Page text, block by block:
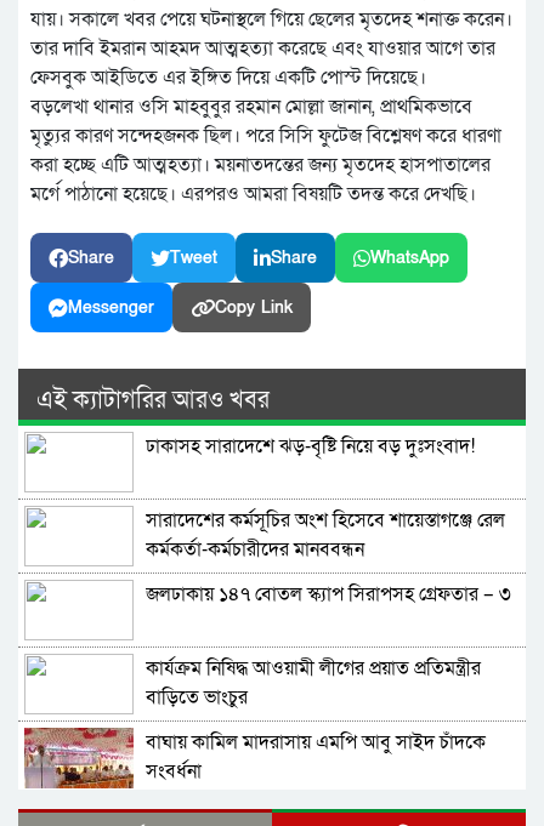
যায়। সকালে খবর পেয়ে ঘটনাস্থলে গিয়ে ছেলের মৃতদেহ শনাক্ত করেন।
তার দাবি ইমরান আহমদ আত্মহত্যা করেছে এবং যাওয়ার আগে তার
ফেসবুক আইডিতে এর ইঙ্গিত দিয়ে একটি পোস্ট দিয়েছে।
বড়লেখা থানার ওসি মাহবুবুর রহমান মোল্লা জানান, প্রাথমিকভাবে
মৃত্যুর কারণ সন্দেহজনক ছিল। পরে সিসি ফুটেজ বিশ্লেষণ করে ধারণা
করা হচ্ছে এটি আত্মহত্যা। ময়নাতদন্তের জন্য মৃতদেহ হাসপাতালের
মর্গে পাঠানো হয়েছে। এরপরও আমরা বিষয়টি তদন্ত করে দেখছি।
Share Tweet Share WhatsApp
Messenger Copy Link
এই ক্যাটাগরির আরও খবর
ঢাকাসহ সারাদেশে ঝড়-বৃষ্টি নিয়ে বড় দুঃসংবাদ!
সারাদেশের কর্মসূচির অংশ হিসেবে শায়েস্তাগঞ্জে রেল
কর্মকর্তা-কর্মচারীদের মানববন্ধন
জলঢাকায় ১৪৭ বোতল স্ক্যাপ সিরাপসহ গ্রেফতার – ৩
কার্যক্রম নিষিদ্ধ আওয়ামী লীগের প্রয়াত প্রতিমন্ত্রীর
বাড়িতে ভাংচুর
বাঘায় কামিল মাদরাসায় এমপি আবু সাইদ চাঁদকে
সংবর্ধনা
মৌলভীবাজার ও হবিগঞ্জে বর্ণাঢ্য আয়োজনে